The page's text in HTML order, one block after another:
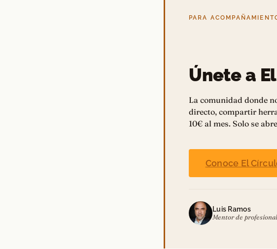
PARA
Únete a
La comunidad donde
directo, compartir
10€ al mes. Solo se
Conoce El
Luis Ramos
Mentor de